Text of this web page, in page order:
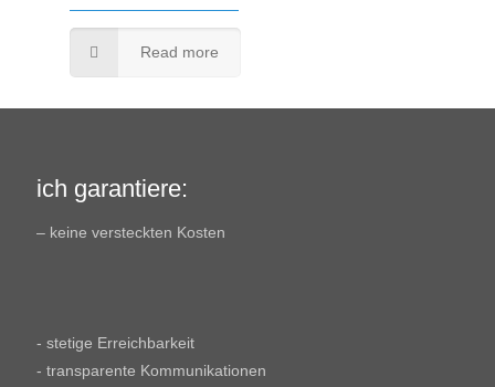
Read more
ich garantiere:
– keine versteckten Kosten
- stetige Erreichbarkeit
- transparente Kommunikationen